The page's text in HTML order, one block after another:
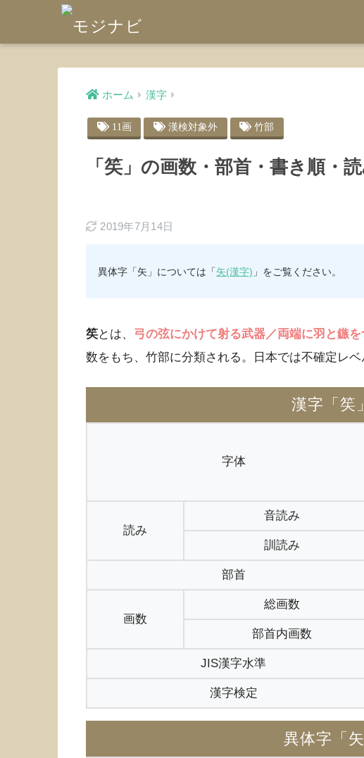
ホーム 漢字
11画 漢検対象外 竹部
「笶」の画数・部首・書き順・
2019年7月14日
異体字「矢」については「矢(漢字) 」をご覧ください。
笶とは、 弓の弦にかけて射る武器／両端に羽と鏃を
数をもち、竹部に分類される。日本では不確定レベ
漢字「笶」
字体
読み
音読み
訓読み
部首
画数
総画数
部首内画数
JIS漢字水準
漢字検定
異体字「矢